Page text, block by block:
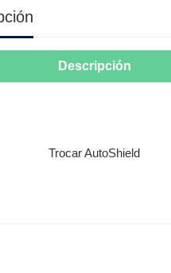
Descripción
Trocar AutoShield